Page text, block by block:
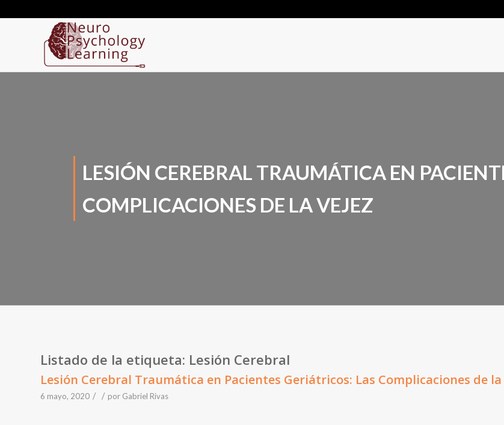
LESIÓN CEREBRAL TRAUMÁTICA EN
COMPLICACIONES DE LA VEJEZ
Listado de la etiqueta: Lesión Cerebral
Lesión Cerebral Traumática en Pacientes Geriátricos: Las Complicaciones de la
6 mayo, 2020 / / por Gabriel Rivas